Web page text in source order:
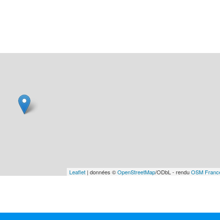
Leaflet| données ©OpenStreetMap/ODbL - renduOSM